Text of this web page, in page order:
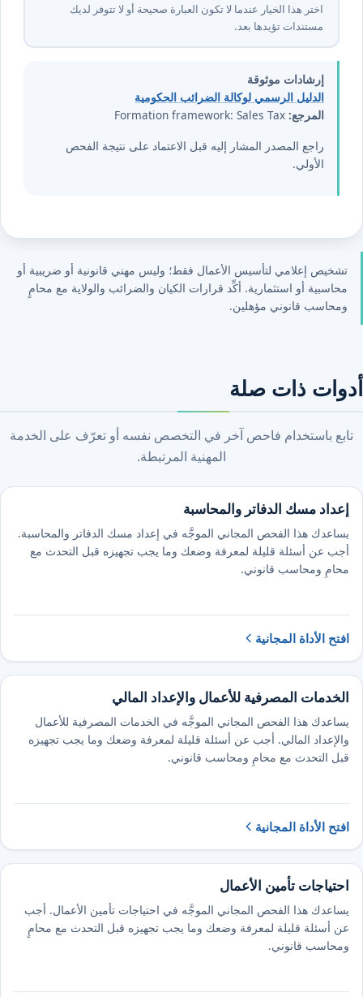
اختر هذا الخيار عندما لا تكون العبارة صحيحة أو لا تتوفر لديك
مستندات تؤيدها بعد.
إرشادات موثوقة
الدليل الرسمي لوكالة الضرائب الحكومية
المرجع:
راجع المصدر المشار إليه قبل الاعتماد على نتيجة الفحص
الأولي.
تشخيص إعلامي لتأسيس الأعمال فقط؛ وليس مهني قانونية أو ضريبية أو
محاسبية أو استثمارية. أكِّد قرارات الكيان والضرائب والولاية مع محامٍ
ومحاسب قانوني مؤهلين.
أدوات ذات صلة
تابع باستخدام فاحص آخر في التخصص نفسه أو تعرّف على الخدمة
المهنية المرتبطة.
إعداد مسك الدفاتر والمحاسبة
يساعدك هذا الفحص المجاني الموجَّه في إعداد مسك الدفاتر والمحاسبة.
أجب عن أسئلة قليلة لمعرفة وضعك وما يجب تجهيزه قبل التحدث مع
محامٍ ومحاسب قانوني.
افتح الأداة المجانية
الخدمات المصرفية للأعمال والإعداد المالي
يساعدك هذا الفحص المجاني الموجَّه في الخدمات المصرفية للأعمال
والإعداد المالي. أجب عن أسئلة قليلة لمعرفة وضعك وما يجب تجهيزه
قبل التحدث مع محامٍ ومحاسب قانوني.
افتح الأداة المجانية
احتياجات تأمين الأعمال
يساعدك هذا الفحص المجاني الموجَّه في احتياجات تأمين الأعمال. أجب
عن أسئلة قليلة لمعرفة وضعك وما يجب تجهيزه قبل التحدث مع محامٍ
ومحاسب قانوني.